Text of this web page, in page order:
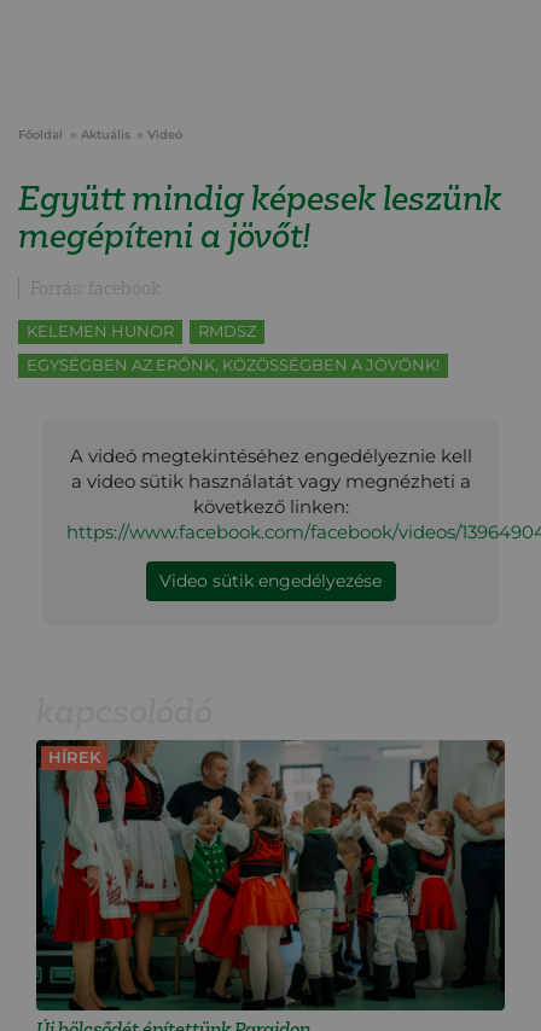
Főoldal Aktuális Videó
Együtt mindig képesek leszünk
megépíteni a jövőt!
Forrás: facebook
KELEMEN HUNOR
RMDSZ
EGYSÉGBEN AZ ERŐNK, KÖZÖSSÉGBEN A JÖVŐNK!
A videó megtekintéséhez engedélyeznie kell
a video sütik használatát vagy megnézheti a
következő linken:
https://www.facebook.com/facebook/videos/
Video sütik engedélyezése
HÍREK